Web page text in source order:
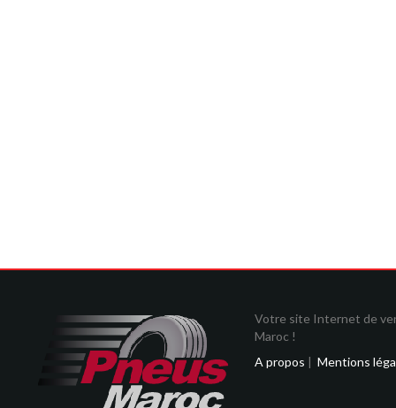
Votre site Internet de
Maroc !
A propos | Mentions